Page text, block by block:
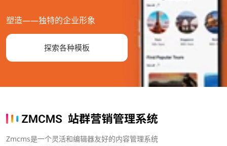
塑造——独特的企业形象
探索各种模板
Zmcms是一个灵活和编辑器友好的内容管理系统